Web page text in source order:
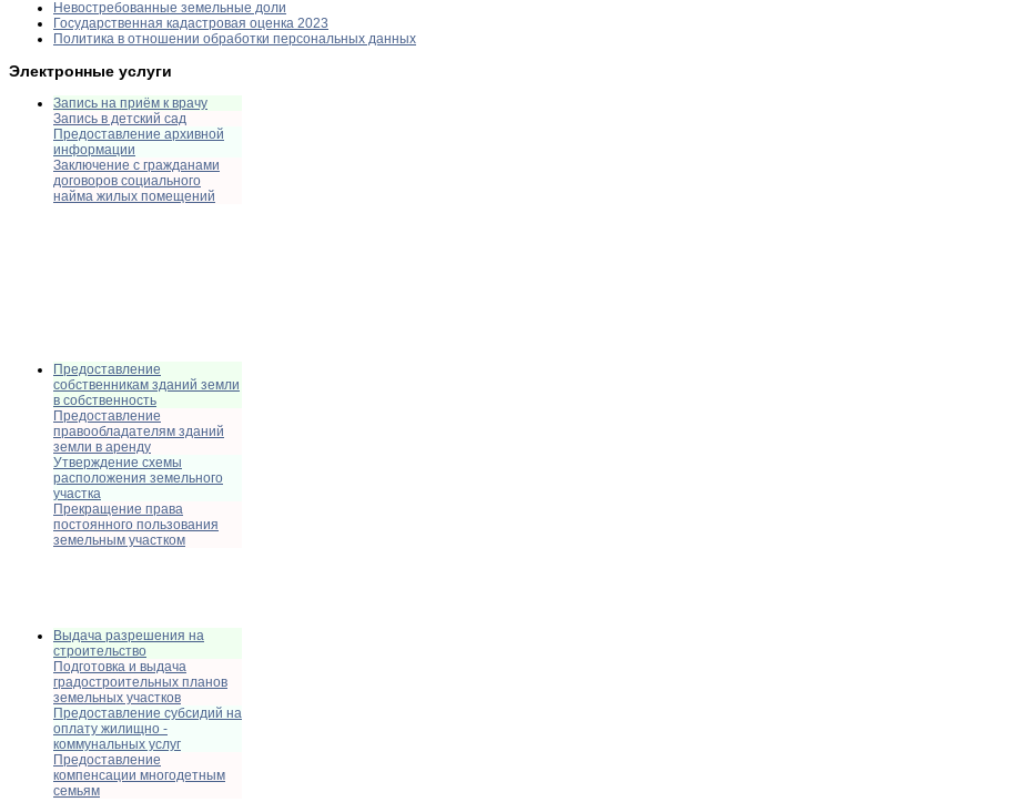
Невостребованные земельные доли
Государственная кадастровая оценка 2023
Политика в отношении обработки персональных данных
Электронные услуги
Запись на приём к врачу
Запись в детский сад
Предоставление архивной
информации
Заключение с гражданами
договоров социального
найма жилых помещений
Предоставление
собственникам зданий земли
в собственность
Предоставление
правообладателям зданий
земли в аренду
Утверждение схемы
расположения земельного
участка
Прекращение права
постоянного пользования
земельным участком
Выдача разрешения на
строительство
Подготовка и выдача
градостроительных планов
земельных участков
Предоставление субсидий на
оплату жилищно -
коммунальных услуг
Предоставление
компенсации многодетным
семьям